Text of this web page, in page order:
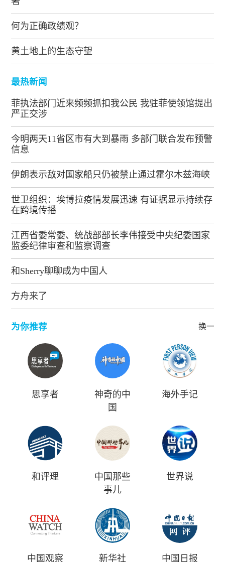
何为正确政绩观？
黄土地上的生态守望
最热新闻
菲执法部门近来频频抓扣我公民 我驻菲使领馆提出
严正交涉
今明两天11省区市有大到暴雨 多部门联合发布预警
信息
伊朗表示敌对国家船只仍被禁止通过霍尔木兹海峡
世卫组织：埃博拉疫情发展迅速 有证据显示持续存
在跨境传播
江西省委常委、统战部部长李伟接受中央纪委国家
监委纪律审查和监察调查
和Sherry聊聊成为中国人
方舟来了
为你推荐 换一批
思享者
神奇的中
国
海外手记
和评理
中国那些
事儿
世界说
中国观察 新华社 中国日报